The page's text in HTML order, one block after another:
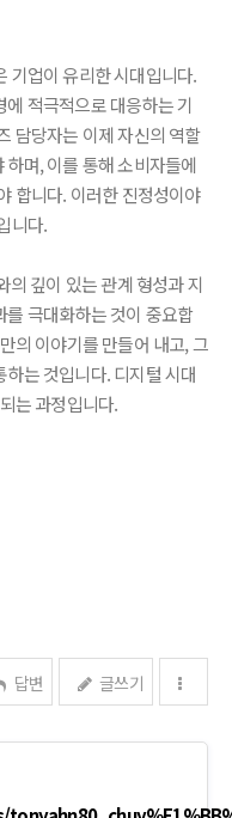
기업이 유리한 시대입니다.
적극적으로 대응하는 기
담당자는 이제 자신의 역할
며, 이를 통해 소비자들에
합니다. 이러한 진정성이야
니다.
의 깊이 있는 관계 형성과 지
극대화하는 것이 중요합
의 이야기를 만들어 내고, 그
는 것입니다. 디지털 시대
는 과정입니다.
답변 글쓰기